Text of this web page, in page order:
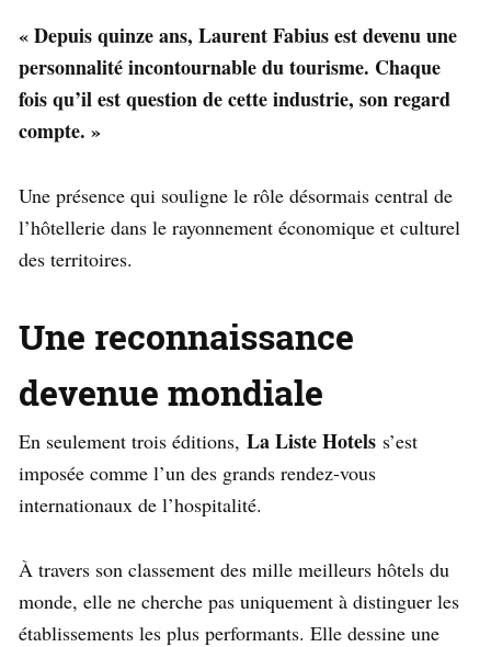
« Depuis quinze ans, Laurent Fabius est devenu une
personnalité incontournable du tourisme. Chaque
fois qu’il est question de cette industrie, son regard
compte. »
Une présence qui souligne le rôle désormais central de
l’hôtellerie dans le rayonnement économique et culturel
des territoires.
Une reconnaissance
devenue mondiale
En seulement trois éditions, La Liste Hotels s’est
imposée comme l’un des grands rendez-vous
internationaux de l’hospitalité.
À travers son classement des mille meilleurs hôtels du
monde, elle ne cherche pas uniquement à distinguer les
établissements les plus performants. Elle dessine une